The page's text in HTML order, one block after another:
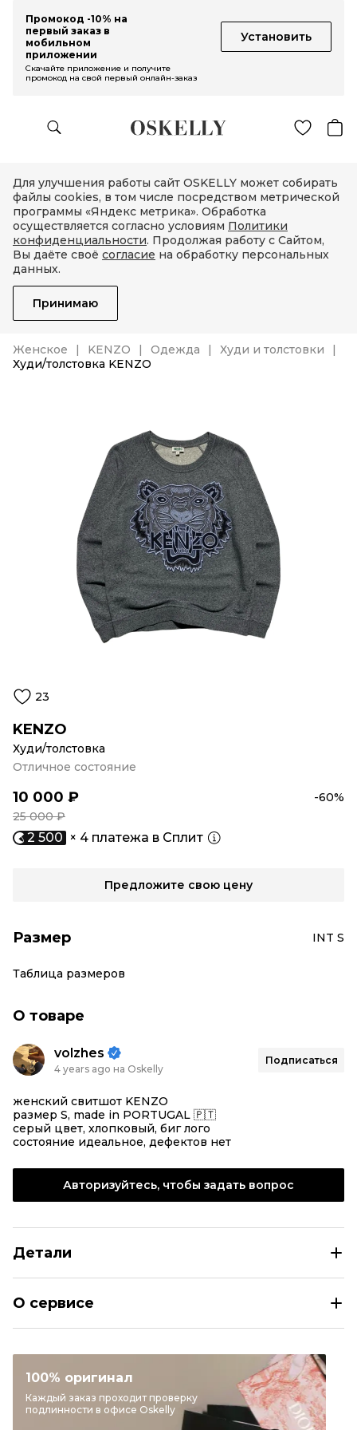
Промокод -10% на
первый заказ в
мобильном
приложении
Установить
Скачайте приложение и получите
промокод на свой первый онлайн-заказ
Для улучшения работы сайт OSKELLY может собирать
файлы cookies, в том числе посредством метрической
программы «Яндекс метрика». Обработка
осуществляется согласно условиям Политики
конфиденциальности. Продолжая работу с Сайтом,
Вы даёте своё согласие на обработку персональных
данных.
Принимаю
Женское KENZO Одежда
Худи и толстовки
Худи/толстовка KENZO
23
KENZO
Худи/толстовка
Отличное состояние
10 000 ₽
-60%
25 000 ₽
2 500 × 4 платежа в Сплит
Предложите свою цену
Размер INT S
Таблица размеров
О товаре
volzhes
4 years ago на Oskelly
Подписаться
женский свитшот KENZO
размер S, made in PORTUGAL 🇵🇹
серый цвет, хлопковый, биг лого
состояние идеальное, дефектов нет
Авторизуйтесь, чтобы задать вопрос
Детали
Категория
Худи и толстовки
Бренд
KENZO
Материал одежды
Хлопок
О сервисе
100% оригинал
Каждый заказ проходит проверку
подлинности в офисе Oskelly